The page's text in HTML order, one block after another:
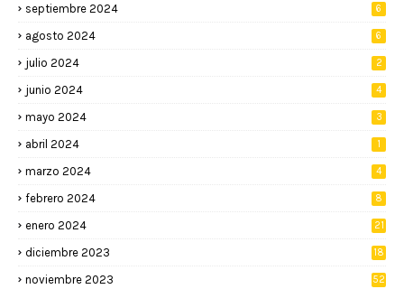
septiembre 2024 6
agosto 2024 6
julio 2024 2
junio 2024 4
mayo 2024 3
abril 2024 1
marzo 2024 4
febrero 2024 8
enero 2024 21
diciembre 2023 18
noviembre 2023 52